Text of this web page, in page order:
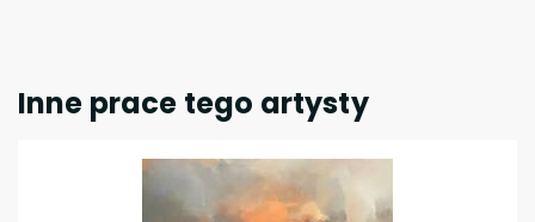
Inne prace tego artysty